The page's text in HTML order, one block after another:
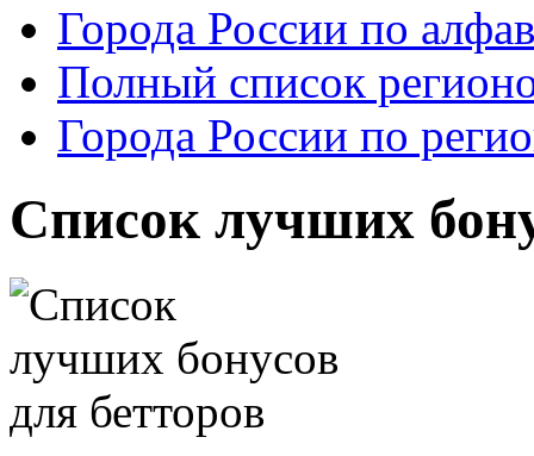
Города России по
Полный список
Города России по
Список лучших